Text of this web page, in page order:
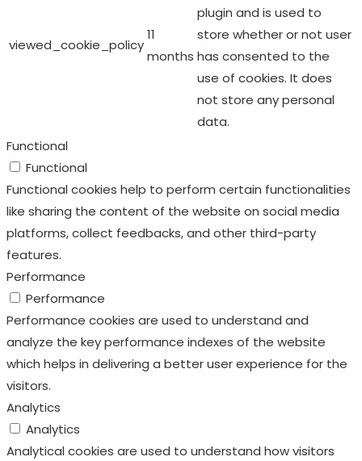
viewed_cookie_policy
11
months
plugin and is used to
store whether or not user
has consented to the
use of cookies. It does
not store any personal
data.
Functional
Functional
Functional cookies help to perform certain functionalities
like sharing the content of the website on social media
platforms, collect feedbacks, and other third-party
features.
Performance
Performance
Performance cookies are used to understand and
analyze the key performance indexes of the website
which helps in delivering a better user experience for the
visitors.
Analytics
Analytics
Analytical cookies are used to understand how visitors